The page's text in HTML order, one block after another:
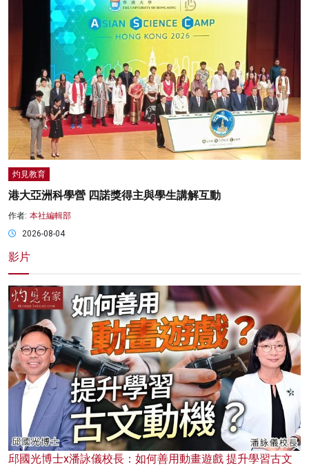
灼見教育
港大亞洲科學營 四諾獎得主與學生講解互動
作者: 本社編輯部
2026-08-04
影片
邱國光博士x潘詠儀校長：如何善用動畫遊戲 提升學習古文